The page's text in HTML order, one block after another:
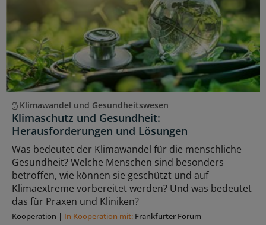
Klimawandel und Gesundheitswesen
Klimaschutz und Gesundheit:
Herausforderungen und Lösungen
Was bedeutet der Klimawandel für die menschliche
Gesundheit? Welche Menschen sind besonders
betroffen, wie können sie geschützt und auf
Klimaextreme vorbereitet werden? Und was bedeutet
das für Praxen und Kliniken?
Kooperation | In Kooperation mit: Frankfurter Forum